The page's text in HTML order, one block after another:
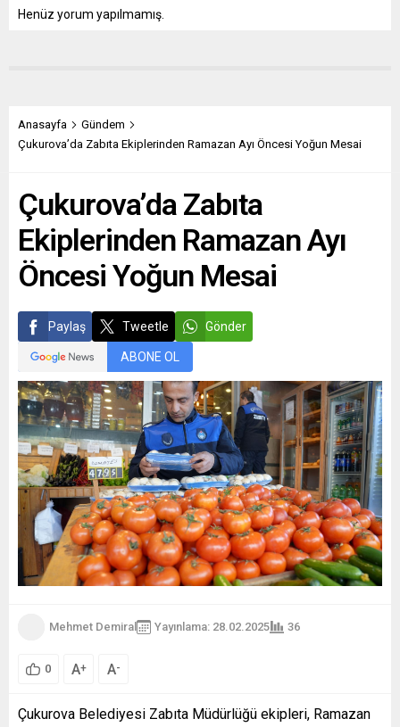
Henüz yorum yapılmamış.
Anasayfa
Gündem
Çukurova’da Zabıta Ekiplerinden Ramazan Ayı Öncesi Yoğun Mesai
Çukurova’da Zabıta
Ekiplerinden Ramazan Ayı
Öncesi Yoğun Mesai
Paylaş Tweetle Gönder
ABONE OL
Mehmet Demiral Yayınlama: 28.02.2025 36
0 A+ A-
Çukurova Belediyesi Zabıta Müdürlüğü ekipleri, Ramazan